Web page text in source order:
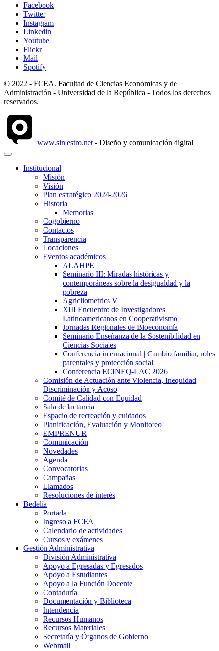
Facebook
Twitter
Instagram
Linkedin
Youtube
Flickr
Mail
Spotify
© 2022 - FCEA. Facultad de Ciencias Económicas y de
Administración - Universidad de la República - Todos los derechos
reservados.
www.siniestro.net - Diseño y comunicación digital
Institucional
Misión
Visión
Plan estratégico 2024-2026
Historia
Memorias
Cogobierno
Contactos
Transparencia
Locaciones
Eventos académicos
ALAHPE
Seminario III: Miradas históricas y
contemporáneas sobre la desigualdad y la
pobreza
Agricliometrics V
XIII Encuentro de Investigadores
Latinoamericanos en Cooperativismo
Jornadas Regionales de Bioeconomía
Seminario Enseñanza de la Sostenibilidad en
Ciencias Sociales
Conferencia internacional | Cambio familiar, roles
parentales y protección social
Conferencia ECINEQ-LAC 2026
Comisión de Actuación ante Violencia, Inequidad,
Discriminación y Acoso
Comité de Calidad con Equidad
Sala de lactancia
Espacio de recreación y cuidados
Planificación, Evaluación y Monitoreo
EMPRENUR
Comunicación
Novedades
Agenda
Convocatorias
Campañas
Llamados
Resoluciones de interés
Bedelía
Portada
Ingreso a FCEA
Calendario de actividades
Cursos y exámenes
Gestión Administrativa
División Administrativa
Apoyo a Egresadas y Egresados
Apoyo a Estudiantes
Apoyo a la Función Docente
Contaduría
Documentación y Biblioteca
Intendencia
Recursos Humanos
Recursos Materiales
Secretaría y Órganos de Gobierno
Webmail